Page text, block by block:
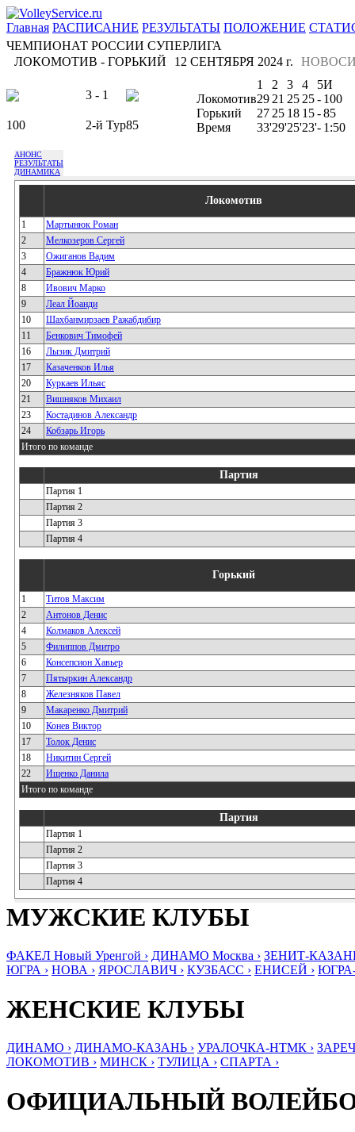
Главная РАСПИСАНИЕ РЕЗУЛЬТАТЫ ПОЛОЖЕНИЕ
ЧЕМПИОНАТ РОССИИ СУПЕРЛИГА
ЛОКОМОТИВ - ГОРЬКИЙ
12 СЕНТЯБРЯ 2024 г.
3 - 1
100 2-й Тур85
1 2 3 4 5И
Локомотив29 21 25 25- 100
Горький
27 25 18 15-85
Время
33'29'25'23'- 1:50
АНОНС
РЕЗУЛЬТАТЫ
ДИНАМИКА
Локомотив
1
Мартынюк Роман
2
Мелкозеров Сергей
3
Ожиганов Вадим
4
Бражнюк Юрий
8
Ивович Марко
9
Леал Йоанди
10
Шахбанмирзаев Ражабдибир
11
Бенкович Тимофей
16
Лызик Дмитрий
17
Казаченков Илья
20
Куркаев Ильяс
21
Вишняков Михаил
23
Костадинов Александр
24
Кобзарь Игорь
Итого по команде
Партия
Партия 1
Партия 2
Партия 3
Партия 4
Горький
1
Титов Максим
2
Антонов Денис
4
Колмаков Алексей
5
Филиппов Дмитро
6
Консепсион Хавьер
7
Пятыркин Александр
8
Железняков Павел
9
Макаренко Дмитрий
10
Конев Виктор
17
Толок Денис
18
Никитин Сергей
22
Ищенко Данила
Итого по команде
Партия
Партия 1
Партия 2
Партия 3
Партия 4
МУЖСКИЕ КЛУБЫ
ФАКЕЛ Новый Уренгой › ДИНАМО Москва › ЗЕНИТ-
ЮГРА › НОВА › ЯРОСЛАВИЧ › КУЗБАСС › ЕНИСЕЙ ›
ЖЕНСКИЕ КЛУБЫ
ДИНАМО › ДИНАМО-КАЗАНЬ › УРАЛОЧКА-НТМК ›
ЛОКОМОТИВ › МИНСК › ТУЛИЦА › СПАРТА ›
ОФИЦИАЛЬНЫЙ